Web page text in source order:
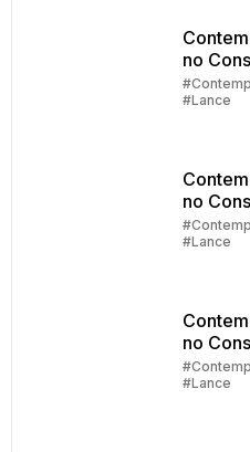
no
Parte
de
#Lance
no
Parte
Lance
#Lance
no
Parte 2:
#Lance